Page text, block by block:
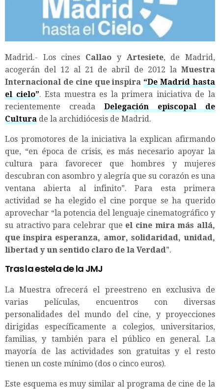
Madrid.- Los cines Callao y Artesiete, de Madrid,
acogerán del 12 al 21 de abril de 2012 la Muestra
Internacional de cine que inspira “De Madrid hasta
el cielo”. Esta muestra es la primera iniciativa de la
recientemente creada Delegación episcopal de
Cultura de la archidiócesis de Madrid.
Los promotores de la iniciativa la explican afirmando
que, “en época de crisis, es más necesario apoyar la
cultura para favorecer que hombres y mujeres
descubran con asombro y alegría que su corazón es una
ventana abierta al infinito”. Para esta primera
actividad se ha elegido el cine porque se ha querido
aprovechar “la potencia del lenguaje cinematográfico y
su atractivo para celebrar que el cine mira más allá,
que inspira esperanza, amor, solidaridad, unidad,
libertad y un sentido claro de la Verdad”.
Tras la estela de la JMJ
La Muestra ofrecerá el preestreno en exclusiva de
varias películas, encuentros con diversas
personalidades del mundo del cine, y proyecciones
dirigidas específicamente a colegios, universitarios,
familias, y también para el público en general. La
mayoría de las actividades son gratuitas y el resto
tienen un coste mínimo (dos o cinco euros).
Este esquema es muy similar al programa de cine de la